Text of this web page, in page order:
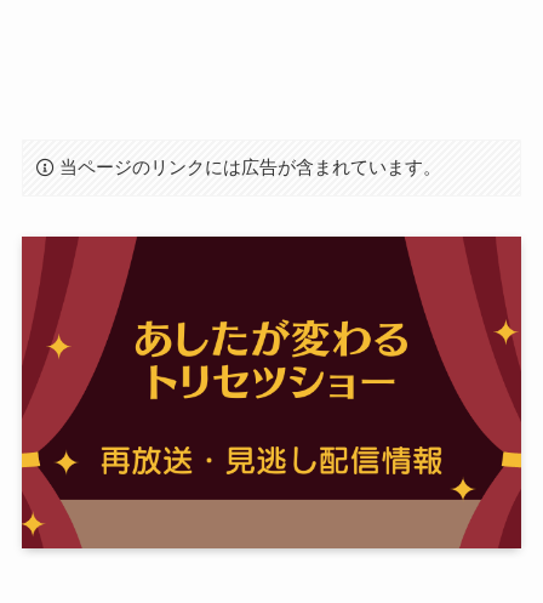
当ページのリンクには広告が含まれています。